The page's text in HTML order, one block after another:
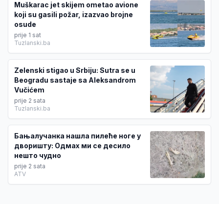
Muškarac jet skijem ometao avione
koji su gasili požar, izazvao brojne
osude
prije 1 sat
Tuzlanski.ba
Zelenski stigao u Srbiju: Sutra se u
Beogradu sastaje sa Aleksandrom
Vučićem
prije 2 sata
Tuzlanski.ba
Бањалучанка нашла пилеће ноге у
дворишту: Одмах ми се десило
нешто чудно
prije 2 sata
ATV